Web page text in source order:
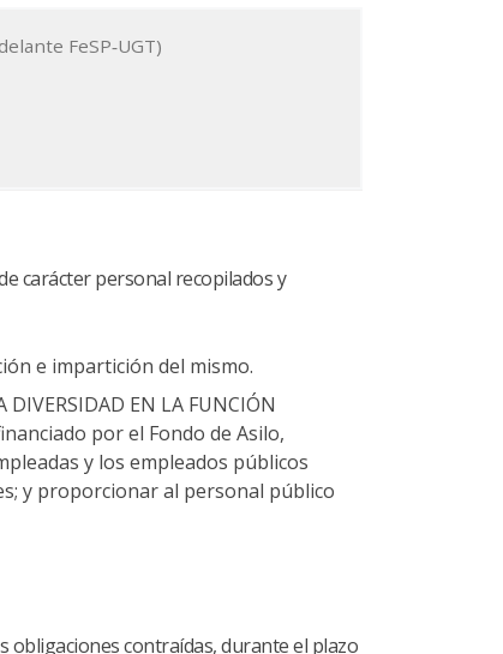
FeSP‐UGT)
carácter personal recopilados y
e impartición del mismo.
EN LA FUNCIÓN
por el Fondo de Asilo,
y los empleados públicos
y proporcionar al personal público
obligaciones contraídas, durante el plazo